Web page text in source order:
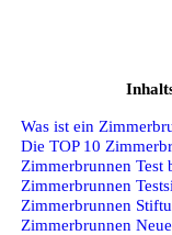
Was ist ein
Die TOP 10
Zimmerbrunnen Test
Zimmerbrunnen
Zimmerbrunnen
Zimmerbrunnen